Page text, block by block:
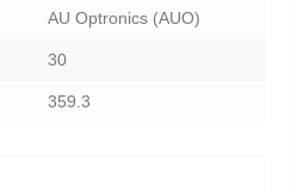
AU Optronics (AUO)
30
359.3